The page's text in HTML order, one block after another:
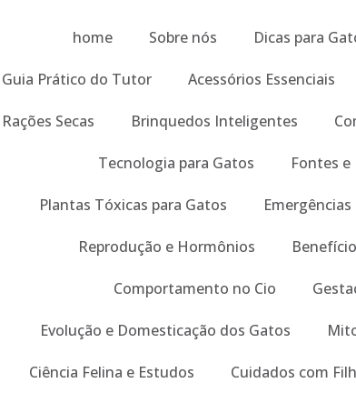
home Sobre nós Dicas para
Guia Prático do Tutor Acessórios Essenciais
Rações Secas Brinquedos Inteligentes
Tecnologia para Gatos Fontes e
Plantas Tóxicas para Gatos
Reprodução e Hormônios
Comportamento no Cio
Evolução e Domesticação dos Gatos
Ciência Felina e Estudos Cuidados com